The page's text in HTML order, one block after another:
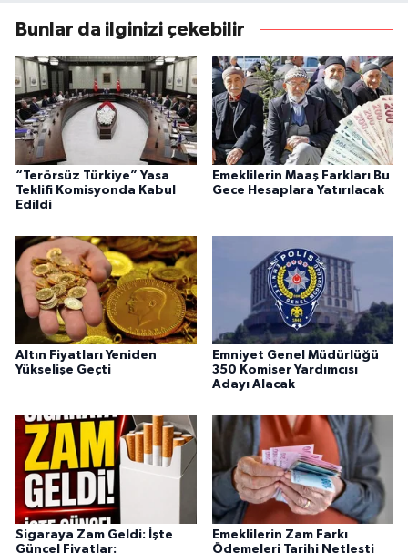
Bunlar da ilginizi çekebilir
“Terörsüz Türkiye” Yasa
Teklifi Komisyonda Kabul
Edildi
Emeklilerin Maaş Farkları Bu
Gece Hesaplara Yatırılacak
Altın Fiyatları Yeniden
Yükselişe Geçti
Emniyet Genel Müdürlüğü
350 Komiser Yardımcısı
Adayı Alacak
Sigaraya Zam Geldi: İşte
Güncel Fiyatlar:
Emeklilerin Zam Farkı
Ödemeleri Tarihi Netleşti